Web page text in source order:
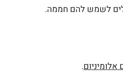
לשמש להם חממה.
.